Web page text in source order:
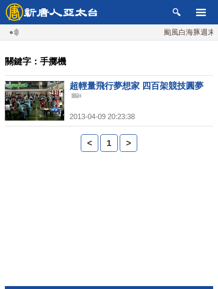
颱風白海豚週末
關鍵字：手擲機
超輕量飛行夢想家 四百架競技圓夢
2013-04-09 20:23:38
< 1 >